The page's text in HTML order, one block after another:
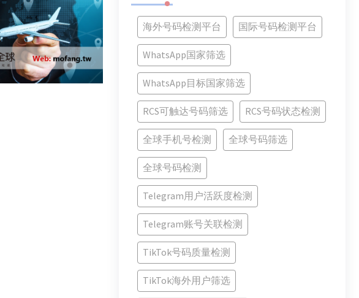
海外号码检测平台
国际号码检测平台
WhatsApp国家筛选
WhatsApp目标国家筛选
RCS可触达号码筛选 RCS号码状态检测
全球手机号检测 全球号码筛选
全球号码检测
Telegram用户活跃度检测
Telegram账号关联检测
TikTok号码质量检测
TikTok海外用户筛选